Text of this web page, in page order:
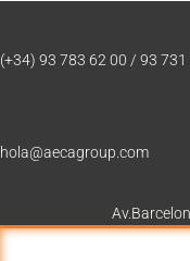
(+34) 93 783 62 00 / 93 731
hola@aecagroup.com